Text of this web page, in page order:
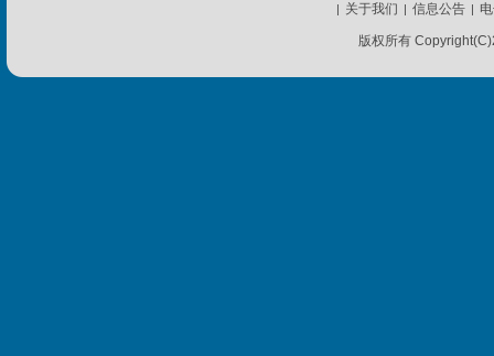
| 关于我们 | 信息公告 |
版权所有